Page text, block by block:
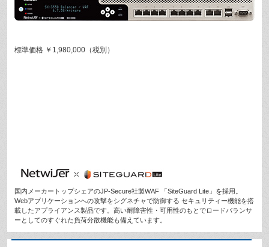
標準価格 ￥1,980,000（税別）
国内メーカートップシェアのJP-Secure社製WAF 「SiteGuard Lite」を採用。
Webアプリケーションへの攻撃をシグネチャで防御する セキュリティー機能を搭
載したアプライアンス製品です。高い耐障害性・可用性のもとでロードバランサ
ーとしてのすぐれた負荷分散機能も備えています。